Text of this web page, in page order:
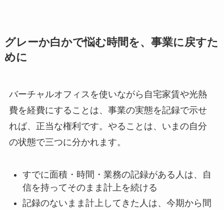
グレーか白かで悩む時間を、事業に戻すた
めに
バーチャルオフィスを使いながら自宅家賃や光熱
費を経費にすることは、事業の実態を記録で示せ
れば、正当な権利です。やることは、いまの自分
の状態で三つに分かれます。
すでに面積・時間・業務の記録がある人は、自
信を持ってそのまま計上を続ける
記録のないまま計上してきた人は、今期から間